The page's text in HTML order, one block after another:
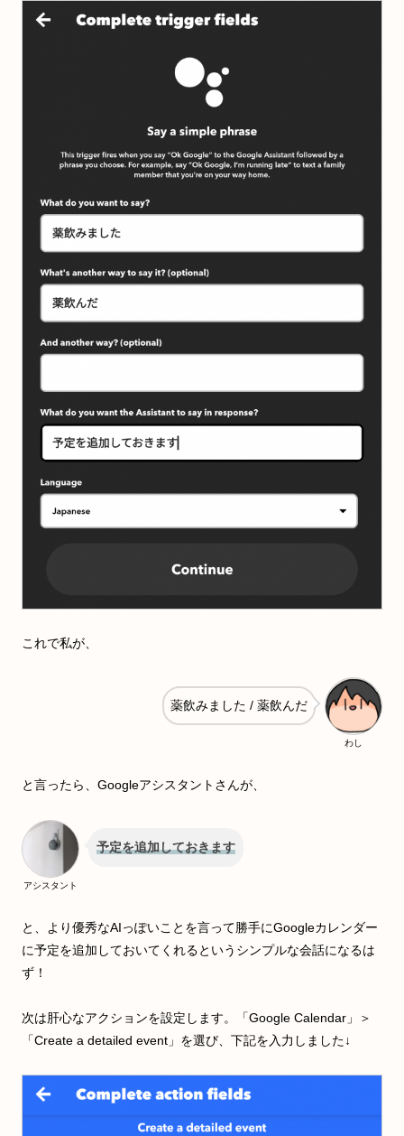
これで私が、
わし
薬飲みました / 薬飲んだ
と言ったら、Googleアシスタントさんが、
アシスタント
予定を追加しておきます
と、より優秀なAIっぽいことを言って勝手にGoogleカレンダー
に予定を追加しておいてくれるというシンプルな会話になるは
ず！
次は肝心なアクションを設定します。「Google Calendar」＞
「Create a detailed event」を選び、下記を入力しました↓